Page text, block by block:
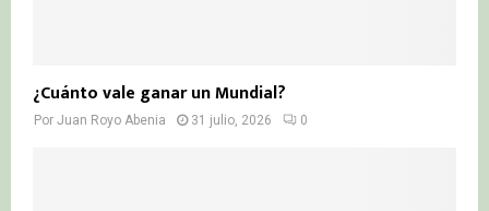
¿Cuánto vale ganar un Mundial?
Por Juan Royo Abenia 31 julio, 2026 0